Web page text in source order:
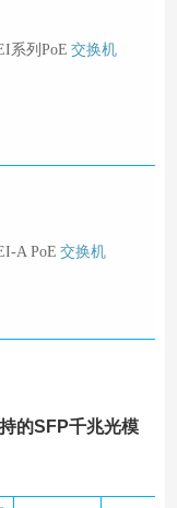
系列PoE 交换机
A PoE 交换机
的SFP千兆光模